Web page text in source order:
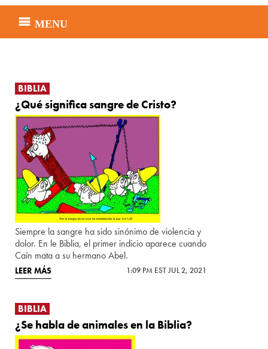
MENU
BIBLIA
¿Qué significa sangre de Cristo?
Siempre la sangre ha sido sinónimo de violencia y
dolor. En le Biblia, el primer indicio aparece cuando
Caín mata a su hermano Abel.
LEER MÁS 1:09 PM EST JUL 2, 2021
BIBLIA
¿Se habla de animales en la Biblia?